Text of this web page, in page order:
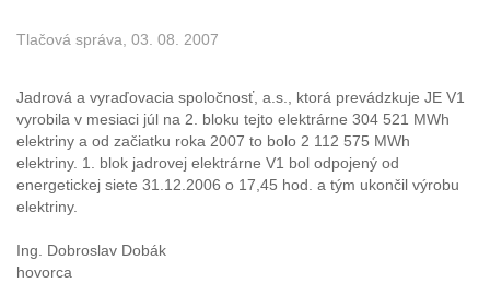
Tlačová správa, 03. 08. 2007
Jadrová a vyraďovacia spoločnosť, a.s., ktorá prevádzkuje JE V1
vyrobila v mesiaci júl na 2. bloku tejto elektrárne 304 521 MWh
elektriny a od začiatku roka 2007 to bolo 2 112 575 MWh
elektriny. 1. blok jadrovej elektrárne V1 bol odpojený od
energetickej siete 31.12.2006 o 17,45 hod. a tým ukončil výrobu
elektriny.
Ing. Dobroslav Dobák
hovorca